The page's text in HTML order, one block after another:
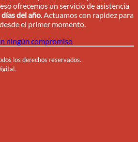
ofrecemos un servicio de asistencia
del año. Actuamos con rapidez para
el primer momento.
ningún compromiso
los derechos reservados.
.